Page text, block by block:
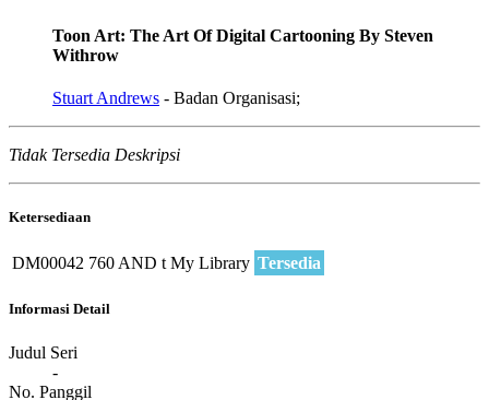
Toon Art: The Art Of Digital Cartooning By Steven
Withrow
Stuart Andrews - Badan Organisasi;
Tidak Tersedia Deskripsi
Ketersediaan
DM00042 760 AND t My Library Tersedia
Informasi Detail
Judul Seri
-
No. Panggil